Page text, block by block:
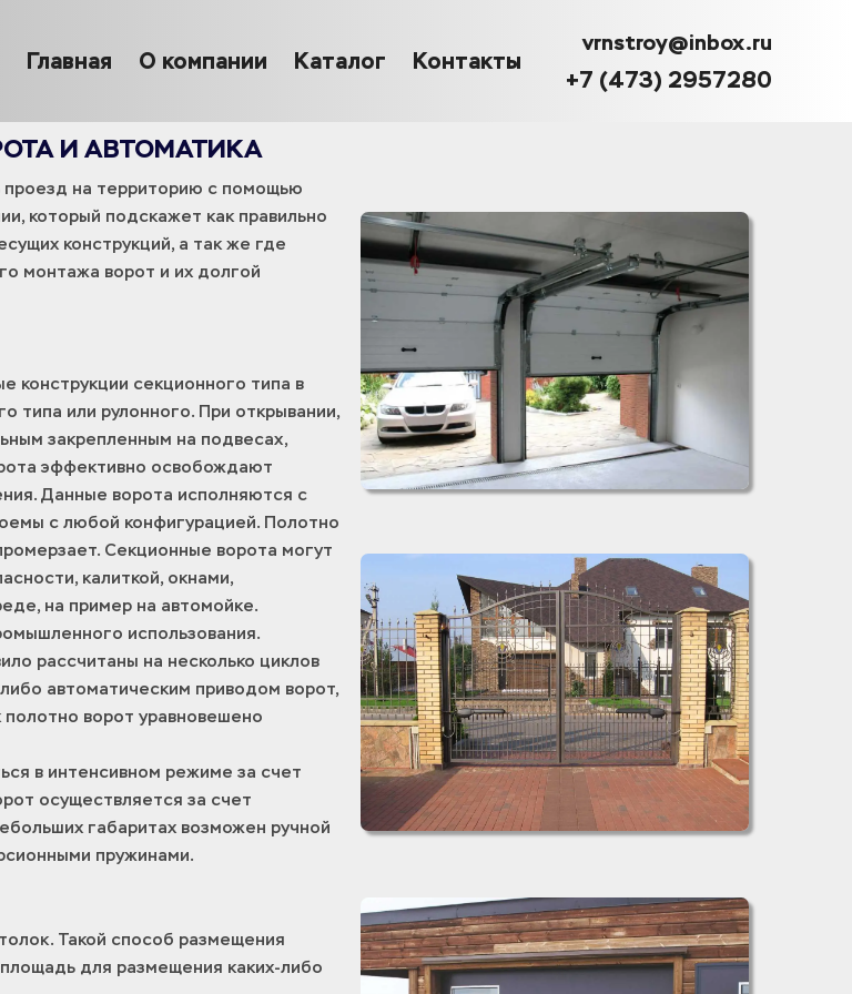
Главная О компании Каталог Контакты
vrnstroy@inbox.ru
+7 (473) 2957280
на территорию с помощью
который подскажет как правильно
конструкций, а так же где
монтажа ворот и их долгой
конструкции секционного типа в
типа или рулонного. При открывании,
закрепленным на подвесах,
эффективно освобождают
Данные ворота исполняются с
с любой конфигурацией. Полотно
Секционные ворота могут
калиткой, окнами,
на пример на автомойке.
использования.
рассчитаны на несколько циклов
автоматическим приводом ворот,
полотно ворот уравновешено
в интенсивном режиме за счет
осуществляется за счет
габаритах возможен ручной
пружинами.
Такой способ размещения
для размещения каких-либо
И АВТОМАТИКА